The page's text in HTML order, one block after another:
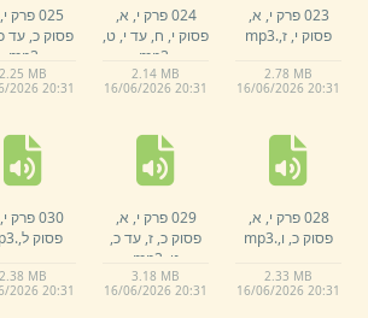
023 פרק י,
א,
פסוק י, ז,.
mp3
2.78 MB
16/06/2026 20:31
024 פרק י,
א,
פסוק י, ח, עד י, ט,
mp3
2.14 MB
16/06/2026 20:31
025 פרק י,
פסוק כ, עד
mp3
2.25 MB
2026 20:31
028 פרק י,
א,
פסוק כ, ו,.
mp3
2.33 MB
16/06/2026 20:31
029 פרק י,
א,
פסוק כ, ז, עד כ,
ט, mp3
3.18 MB
16/06/2026 20:31
030 פרק י,
פסוק ל,.
2.38 MB
2026 20:31